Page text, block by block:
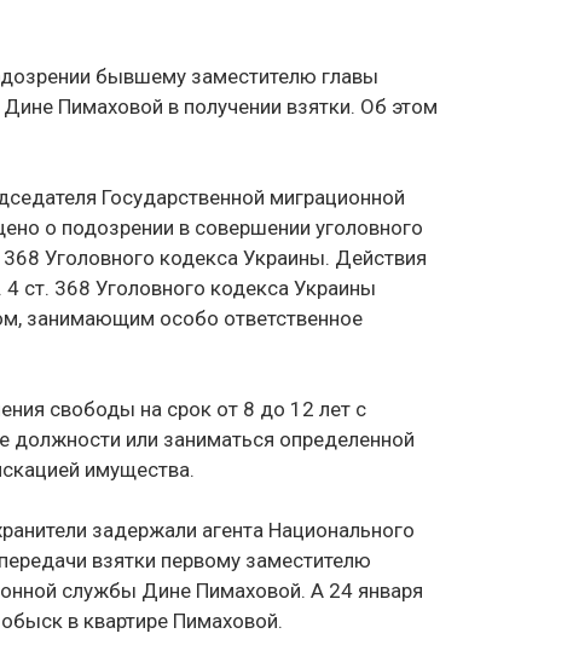
бывшему заместителю главы
Пимаховой в получении взятки. Об этом
Государственной миграционной
о подозрении в совершении уголовного
Уголовного кодекса Украины. Действия
ст. 368 Уголовного кодекса Украины
занимающим особо ответственное
свободы на срок от 8 до 12 лет с
или заниматься определенной
имущества.
задержали агента Национального
взятки первому заместителю
службы Дине Пимаховой. А 24 января
в квартире Пимаховой.